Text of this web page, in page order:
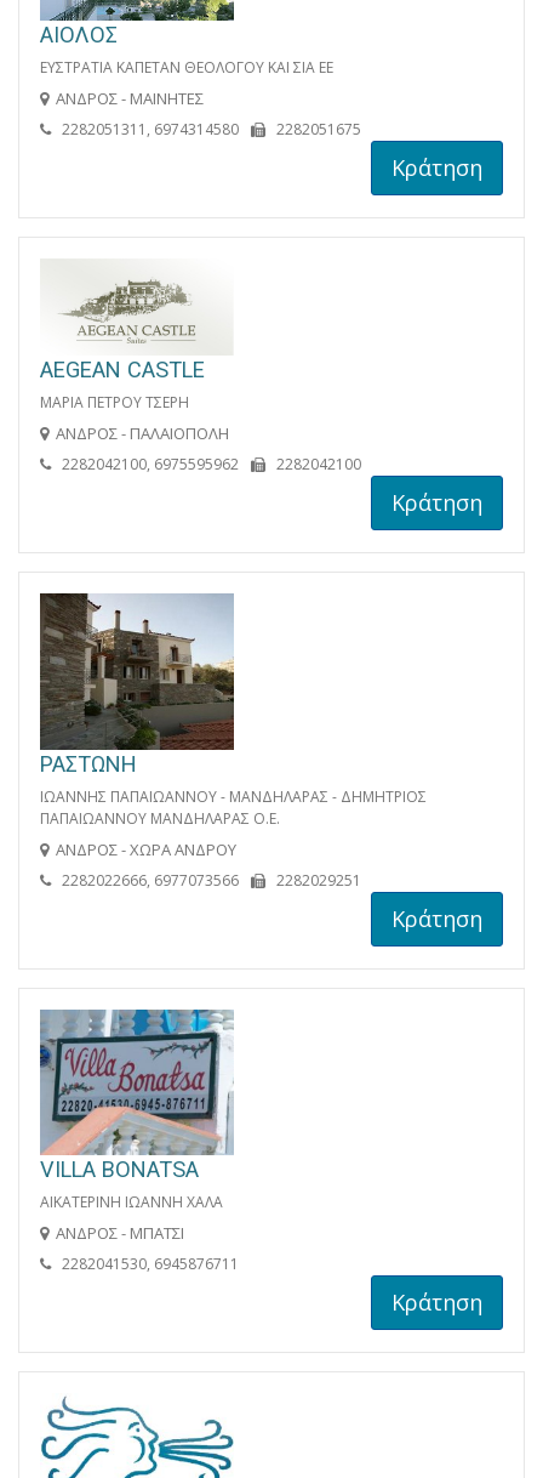
ΑΙΟΛΟΣ
ΕΥΣΤΡΑΤΙΑ ΚΑΠΕΤΑΝ ΘΕΟΛΟΓΟΥ ΚΑΙ ΣΙΑ ΕΕ
ΑΝΔΡΟΣ - ΜΑΙΝΗΤΕΣ
2282051311, 6974314580 2282051675
Κράτηση
AEGEAN CASTLE
ΜΑΡΙΑ ΠΕΤΡΟΥ ΤΣΕΡΗ
ΑΝΔΡΟΣ - ΠΑΛΑΙΟΠΟΛΗ
2282042100, 6975595962 2282042100
Κράτηση
ΡΑΣΤΩΝΗ
ΙΩΑΝΝΗΣ ΠΑΠΑΙΩΑΝΝΟΥ - ΜΑΝΔΗΛΑΡΑΣ - ΔΗΜΗΤΡΙΟΣ
ΠΑΠΑΙΩΑΝΝΟΥ ΜΑΝΔΗΛΑΡΑΣ Ο.Ε.
ΑΝΔΡΟΣ - ΧΩΡΑ ΑΝΔΡΟΥ
2282022666, 6977073566 2282029251
Κράτηση
VILLA BONATSA
ΑΙΚΑΤΕΡΙΝΗ ΙΩΑΝΝΗ ΧΑΛΑ
ΑΝΔΡΟΣ - ΜΠΑΤΣΙ
2282041530, 6945876711
Κράτηση